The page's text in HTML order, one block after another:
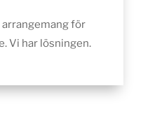
för
Vi har lösningen.